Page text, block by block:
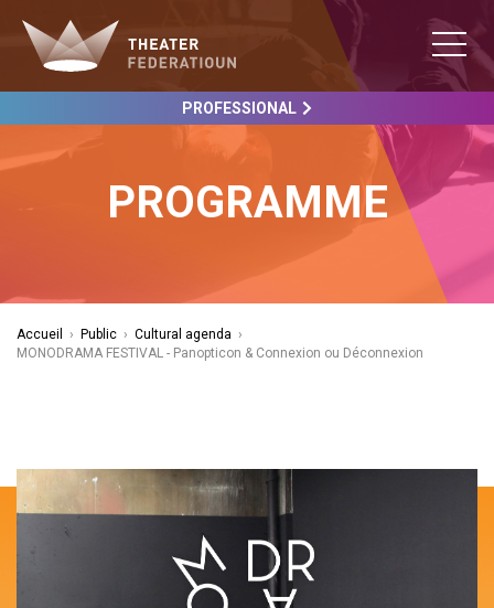
PROFESSIONAL
PROGRAMME
Accueil › Public › Cultural agenda ›
MONODRAMA FESTIVAL - Panopticon & Connexion ou Déconnexion